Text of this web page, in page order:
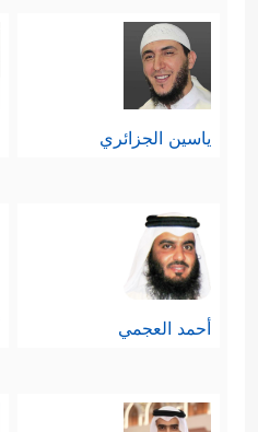
ياسين الجزائري
أحمد العجمي